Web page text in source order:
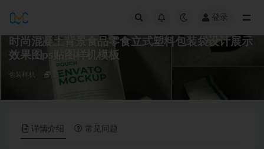
登录
时尚混凝土背景食品零食立式塑料包装袋设计展示
效果图ps贴图样机模板
包装样机 15
详情介绍 常见问题